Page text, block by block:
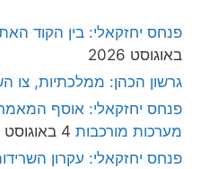
פנחס יחזקאלי: בין הקוד
באוגוסט 2026
גרשון הכהן: ממלכתיות, צו
פנחס יחזקאלי: אוסף
מערכות מורכבות 4 באוגוסט 2026
פנחס יחזקאלי: עקרון